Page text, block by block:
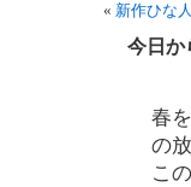
« 新作ひな
今日か
春
の
こ